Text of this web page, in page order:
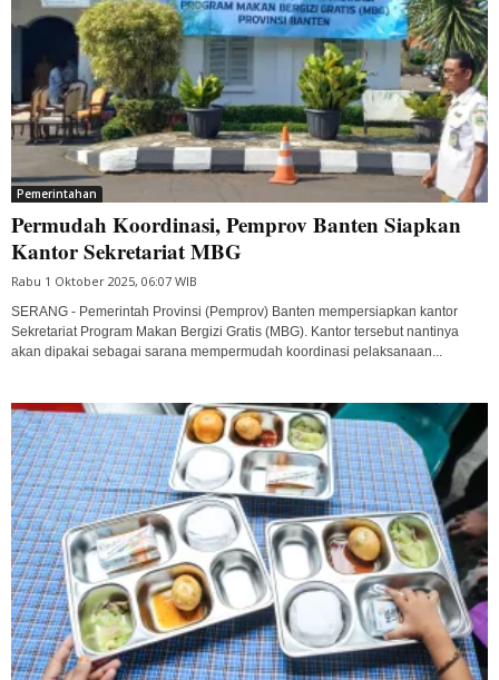
Pemerintahan
Permudah Koordinasi, Pemprov Banten Siapkan
Kantor Sekretariat MBG
Rabu 1 Oktober 2025, 06:07 WIB
SERANG - Pemerintah Provinsi (Pemprov) Banten mempersiapkan kantor
Sekretariat Program Makan Bergizi Gratis (MBG). Kantor tersebut nantinya
akan dipakai sebagai sarana mempermudah koordinasi pelaksanaan...